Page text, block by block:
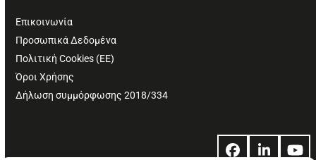
Επικοινωνία
Προσωπικά Δεδομένα
Πολιτική Cookies (ΕΕ)
Όροι Χρήσης
Δήλωση συμμόρφωσης 2018/334
Facebook
LinkedIn